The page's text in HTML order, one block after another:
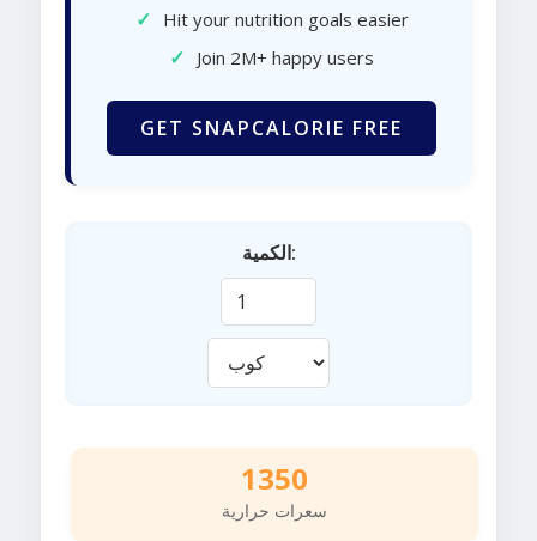
✓ Hit your nutrition goals easier
✓ Join 2M+ happy users
GET SNAPCALORIE FREE
الكمية:
1350
سعرات حرارية